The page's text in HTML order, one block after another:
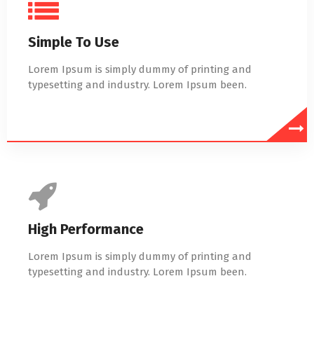
Simple To Use
Lorem Ipsum is simply dummy of printing and
typesetting and industry. Lorem Ipsum been.
High Performance
Lorem Ipsum is simply dummy of printing and
typesetting and industry. Lorem Ipsum been.